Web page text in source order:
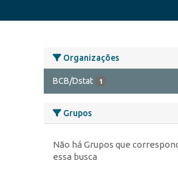
Organizações
BCB/Dstat 1
Grupos
Não há Grupos que
essa busca